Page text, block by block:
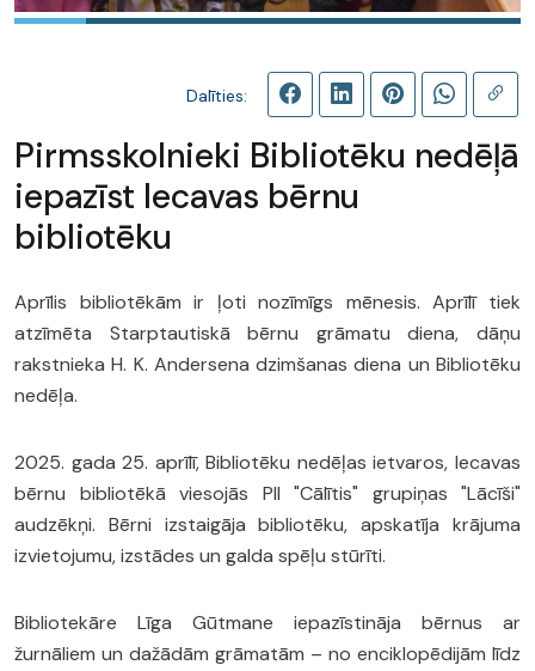
Dalīties:
Pirmsskolnieki Bibliotēku nedēļā
iepazīst Iecavas bērnu
bibliotēku
Aprīlis bibliotēkām ir ļoti nozīmīgs mēnesis. Aprīlī tiek
atzīmēta Starptautiskā bērnu grāmatu diena, dāņu
rakstnieka H. K. Andersena dzimšanas diena un Bibliotēku
nedēļa.
2025. gada 25. aprīlī, Bibliotēku nedēļas ietvaros, Iecavas
bērnu bibliotēkā viesojās PII "Cālītis" grupiņas "Lācīši"
audzēkņi. Bērni izstaigāja bibliotēku, apskatīja krājuma
izvietojumu, izstādes un galda spēļu stūrīti.
Bibliotekāre Līga Gūtmane iepazīstināja bērnus ar
žurnāliem un dažādām grāmatām – no enciklopēdijām līdz